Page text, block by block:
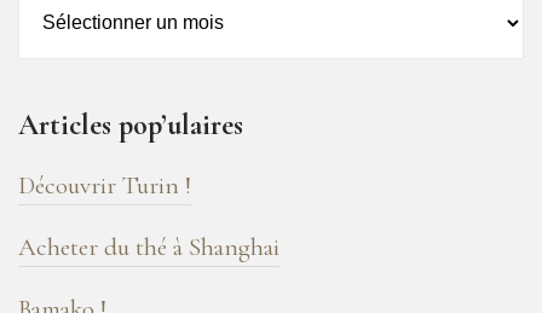
de
blog
!
Articles pop’ulaires
Découvrir Turin !
Acheter du thé à Shanghai